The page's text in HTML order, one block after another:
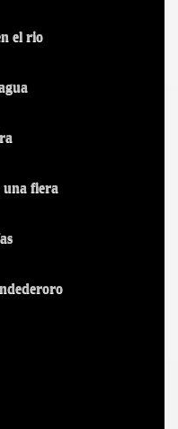
el rio
una fiera